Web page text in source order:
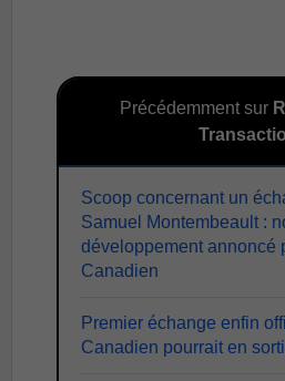
Précédemment sur
Scoop concernant un
Samuel Montembeault :
développement annoncé
Canadien
Premier échange enfin
Canadien pourrait en